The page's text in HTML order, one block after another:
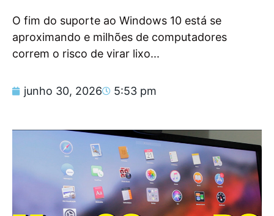
O fim do suporte ao Windows 10 está se
aproximando e milhões de computadores
correm o risco de virar lixo...
junho 30, 2026 5:53 pm